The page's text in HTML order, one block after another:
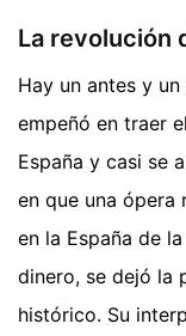
La revolución
Hay un antes y
empeñó en traer
España y casi se
en que una ópera
en la España de
dinero, se dejó la
histórico. Su